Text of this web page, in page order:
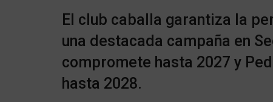
El club caballa garantiza la
una destacada campaña en
compromete hasta 2027 y
hasta 2028.